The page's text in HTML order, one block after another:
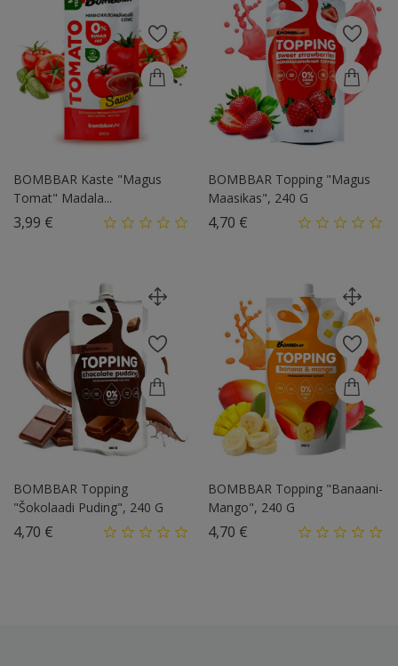
BOMBBAR Kaste "Magus
Tomat" Madala...
3,99 €
BOMBBAR Topping "Magus
Maasikas", 240 G
4,70 €
BOMBBAR Topping
"Šokolaadi Puding", 240 G
4,70 €
BOMBBAR Topping "Banaani-
Mango", 240 G
4,70 €